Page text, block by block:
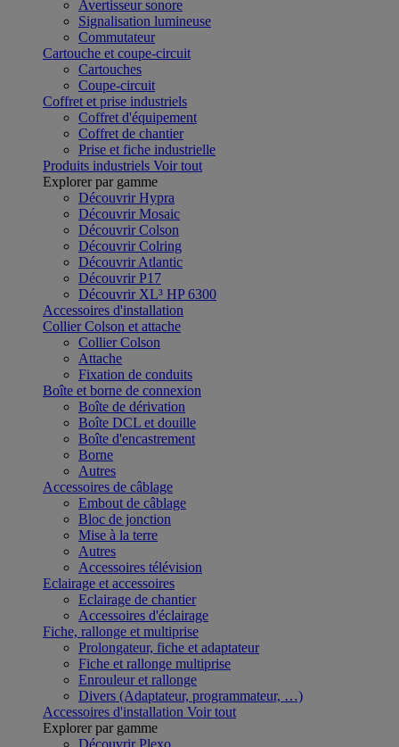
Avertisseur sonore
Signalisation lumineuse
Commutateur
Cartouche et coupe-circuit
Cartouches
Coupe-circuit
Coffret et prise industriels
Coffret d'équipement
Coffret de chantier
Prise et fiche industrielle
Produits industriels Voir tout
Explorer par gamme
Découvrir Hypra
Découvrir Mosaic
Découvrir Colson
Découvrir Colring
Découvrir Atlantic
Découvrir P17
Découvrir XL³ HP 6300
Accessoires d'installation
Collier Colson et attache
Collier Colson
Attache
Fixation de conduits
Boîte et borne de connexion
Boîte de dérivation
Boîte DCL et douille
Boîte d'encastrement
Borne
Autres
Accessoires de câblage
Embout de câblage
Bloc de jonction
Mise à la terre
Autres
Accessoires télévision
Eclairage et accessoires
Eclairage de chantier
Accessoires d'éclairage
Fiche, rallonge et multiprise
Prolongateur, fiche et adaptateur
Fiche et rallonge multiprise
Enrouleur et rallonge
Divers (Adaptateur, programmateur, …)
Accessoires d'installation Voir tout
Explorer par gamme
Découvrir Plexo